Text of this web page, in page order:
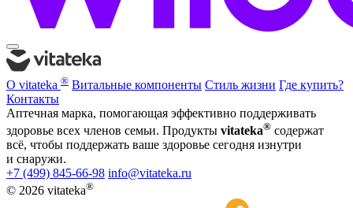
О vitateka ® Витальные компоненты Стиль жизни Где купить?
Контакты
Аптечная марка, помогающая эффективно поддерживать
здоровье всех членов семьи. Продукты vitateka® содержат
всё, чтобы поддержать ваше здоровье сегодня изнутри
и снаружи.
+7 (499) 845-66-98 info@vitateka.ru
© 2026 vitateka®